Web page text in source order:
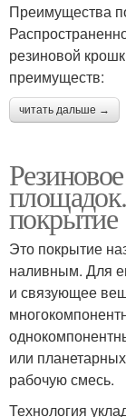
Преимущества
резиновой
преимуществ:
читать дальше →
покрытие
Это покрытие
наливным. Для
и связующее
или
рабочую смесь.
Технология